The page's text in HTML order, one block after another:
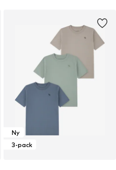
Ny
3-pack